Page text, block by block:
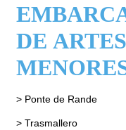
DE ARTES
> Ponte de Rande
> Trasmallero